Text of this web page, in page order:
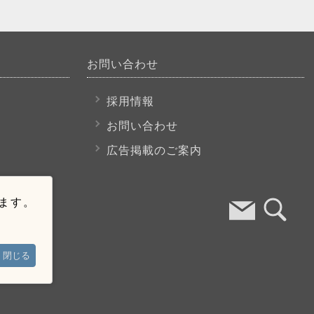
。
閉じる
お問い合わせ
採用情報
お問い合わせ
広告掲載のご案内